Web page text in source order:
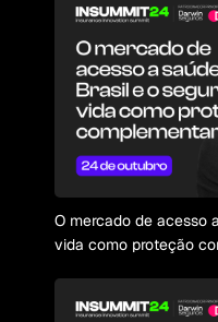
O mercado de acesso
vida como proteção